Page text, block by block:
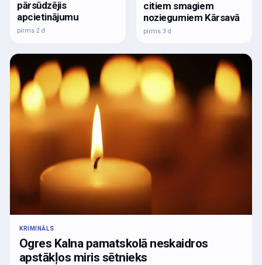
pārsūdzējis
apcietinājumu
pirms 2 d
citiem smagiem
noziegumiem Kārsavā
pirms 3 d
KRIMINĀLS
Ogres Kalna pamatskolā neskaidros
apstākļos miris sētnieks